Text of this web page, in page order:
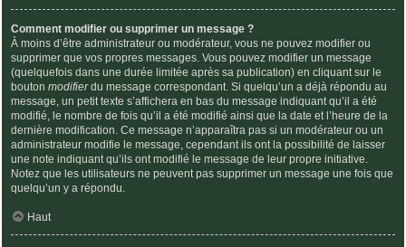
Comment modifier ou supprimer un message ?
À moins d’être administrateur ou modérateur, vous ne pouvez modifier ou
supprimer que vos propres messages. Vous pouvez modifier un message
(quelquefois dans une durée limitée après sa publication) en cliquant sur le
bouton modifierdu message correspondant. Si quelqu’un a déjà répondu au
message, un petit texte s’affichera en bas du message indiquant qu’il a été
modifié, le nombre de fois qu’il a été modifié ainsi que la date et l’heure de la
dernière modification. Ce message n’apparaîtra pas si un modérateur ou un
administrateur modifie le message, cependant ils ont la possibilité de laisser
une note indiquant qu’ils ont modifié le message de leur propre initiative.
Notez que les utilisateurs ne peuvent pas supprimer un message une fois que
quelqu’un y a répondu.
Haut